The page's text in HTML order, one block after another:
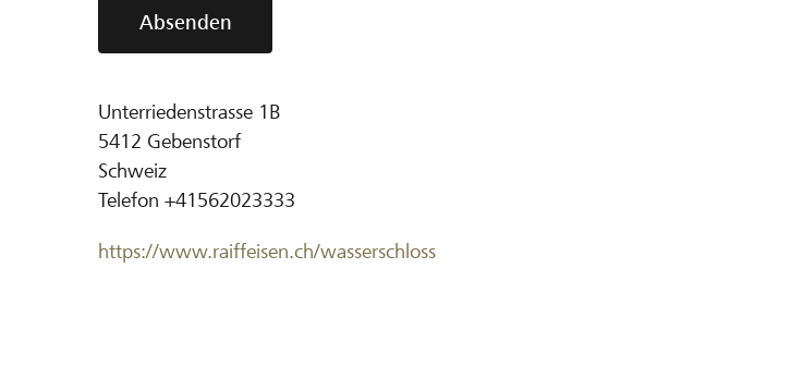
Absenden
Unterriedenstrasse 1B
5412 Gebenstorf
Schweiz
Telefon +41562023333
https://www.raiffeisen.ch/wasserschloss